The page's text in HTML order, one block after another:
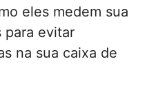
eles medem sua
para evitar
na sua caixa de